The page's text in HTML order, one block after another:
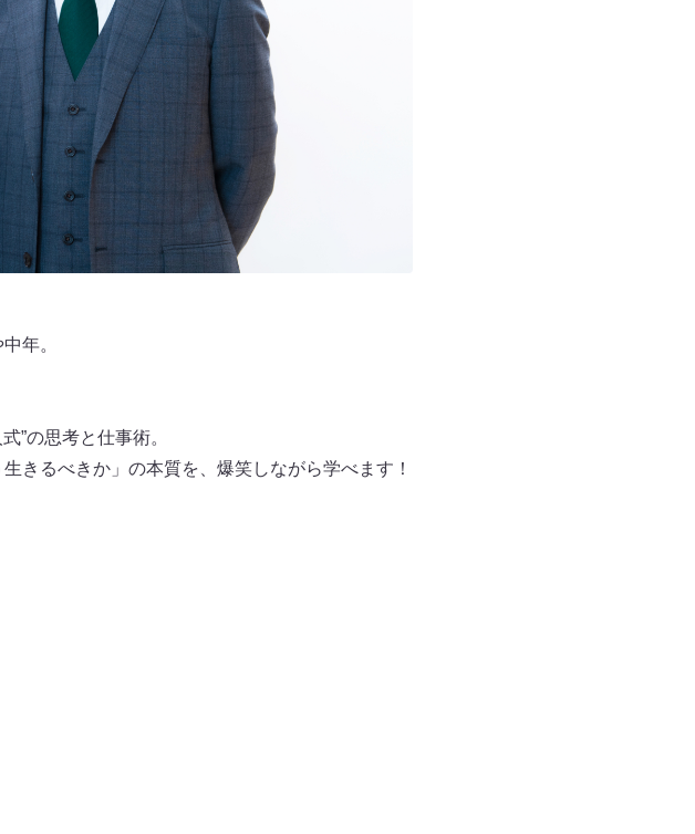
年。
”の思考と仕事術。
きるべきか」の本質を、爆笑しながら学べます！